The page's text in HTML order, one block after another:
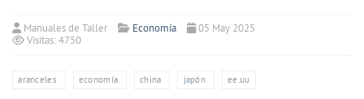
Manuales de Taller Economía
05 May 2025
Visitas: 4750
aranceles economía china japón ee.uu